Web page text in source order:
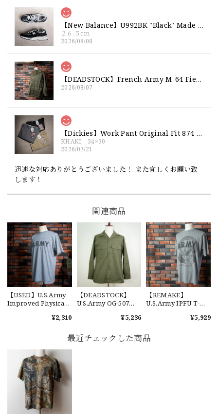
【New Balance】U992BK "Black" Made in USA 新品 ニューバランス ブラック 黒 箱付き 26 26.5 27
２６.５cm
2026/08/08
【DEADSTOCK】French Army M-64 Field Jacket "92C" 実物 フランス軍 フィールドジャケット コットンサテン300 デッドストック
2026/08/07
【Dickies】Work Pant Original Fit 874 新品 ディッキーズ オリジナルフィット ワークパンツ
KHAKI 34×30
2026/07/21
迅速な対応ありがとうございました！ また宜しくお願い致
します！
SPO
2026/07/18
交換商品受け取りました 速い発送ありがとうございました
又、トートバッグありがとうございます。使わせて頂きま
す。商品ですがニューエラとはひと味違ってとてもいいと思
います。チェーンステッチが雰囲気があり、他とかぶらない
感じが気に入りました。 YouTube 楽しみにしてます
GREEN
2026/07/17
関連商品
【USED】U.S.Army
Improved Physical
Shirt アメリカ軍 実物
¥2,310
【DEADSTOCK】
U.S.Army OG-507
リカ軍 OG-507 ユーテ
¥5,236
【REMAKE】
U.S.Army IPFU T-
アメリカ軍 IPFU Tシ
ベートーベン リメイ
ク
¥5,929
最近チェックした商品